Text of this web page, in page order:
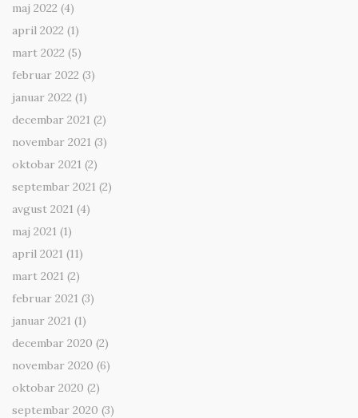
maj 2022 (4)
april 2022 (1)
mart 2022 (5)
februar 2022 (3)
januar 2022 (1)
decembar 2021 (2)
novembar 2021 (3)
oktobar 2021 (2)
septembar 2021 (2)
avgust 2021 (4)
maj 2021 (1)
april 2021 (11)
mart 2021 (2)
februar 2021 (3)
januar 2021 (1)
decembar 2020 (2)
novembar 2020 (6)
oktobar 2020 (2)
septembar 2020 (3)